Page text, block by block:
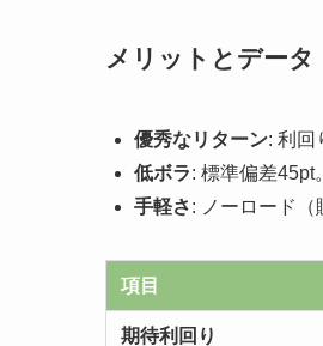
メリットとデータ
優秀なリターン: 利回
低ボラ: 標準偏差45pt
手軽さ: ノーロード（
項目
期待利回り